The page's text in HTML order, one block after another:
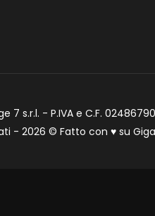
7 s.r.l. - P.IVA e C.F.
- 2026 © Fatto con ♥ su